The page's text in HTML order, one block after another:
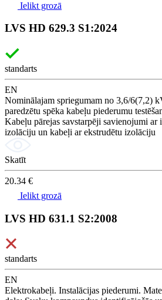
Ielikt grozā
LVS HD 629.3 S1:2024
standarts
EN
Nominālajam spriegumam no 3,6/6(7,2)
paredzētu spēka kabeļu piederumu
Kabeļu pārejas savstarpēji savienojumi ar
izolāciju un kabeļi ar ekstrudētu izolāciju
Skatīt
20.34 €
Ielikt grozā
LVS HD 631.1 S2:2008
standarts
EN
Elektrokabeļi. Instalācijas piederumi.